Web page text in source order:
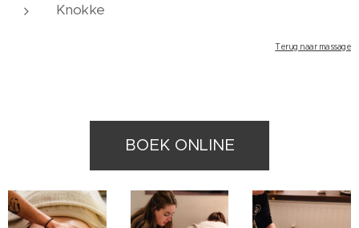
Knokke
Terug naar massage
BOEK ONLINE